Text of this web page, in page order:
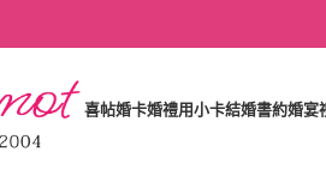
喜帖婚卡婚禮用小卡結婚書約婚宴